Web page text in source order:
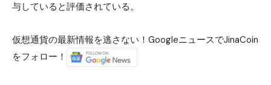
与していると評価されている。
仮想通貨の最新情報を逃さない！GoogleニュースでJinaCoin
をフォロー！